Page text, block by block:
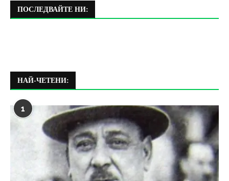
ПОСЛЕДВАЙТЕ НИ:
НАЙ-ЧЕТЕНИ:
1